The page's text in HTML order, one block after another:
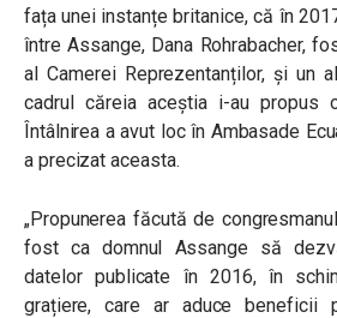
fața unei instanțe britanice, că în
între Assange, Dana Rohrabacher,
al Camerei Reprezentanților, și un
cadrul căreia aceștia i-au propus
Întâlnirea a avut loc în Ambasade
a precizat aceasta.
„Propunerea făcută de
fost ca domnul Assange să
datelor publicate în 2016, în
grațiere, care ar aduce beneficii